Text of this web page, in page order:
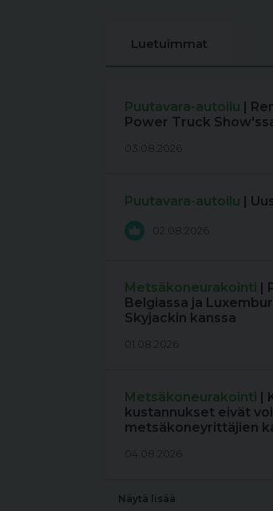
Luetuimmat
Puutavara-autoilu |
Power Truck
03.08.2026
Puutavara-autoilu |
02.08.2026
Metsäkoneurakointi |
Belgiassa ja
Skyjackin kanssa
01.08.2026
Metsäkoneurakointi |
kustannukset eivät
metsäkoneyrittäjien
04.08.2026
Näytä lisää